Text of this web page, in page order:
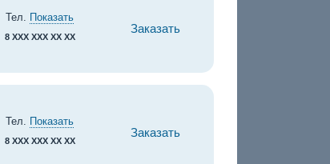
Тел. Показать
8 XXX XXX XX XX
Заказать
Тел. Показать
8 XXX XXX XX XX
Заказать